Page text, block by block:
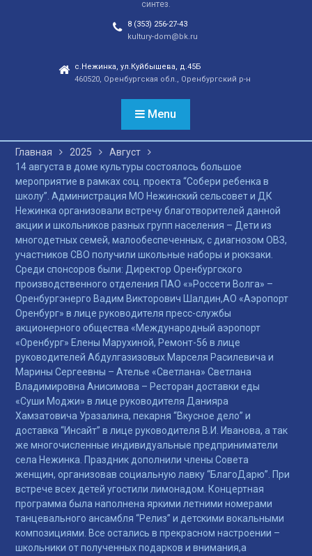
отношений, а также
сохранения
этнокультурного
народной культуры
незаметно вышли на
и это доказано большой
творческих коллективов
села и большой
красочной школьной
ярмаркой. В финале
праздника, была
разыграна
беспроигрышная
лотерея и все кто принял
участие, получили
ценные призы от
спонсоров в виде
упаковок
подсолнечного масла и
муки.
Дом культуры
приглашает!
Наша землячка стала
финалисткой
Всероссийского
конкурса «Библиотекарь
года – 2025»
синтез.
8 (353) 256-27-43
kultury-dom@bk.ru
с.Нежинка, ул.Куйбышева, д.45Б
460520, Оренбургская обл., Оренбургский р-н
Menu
Главная 2025
Август
14 августа в доме культуры состоялось большое
мероприятие в рамках соц. проекта “Собери ребенка в
школу”. Администрация МО Нежинский сельсовет и ДК
Нежинка организовали встречу благотворителей данной
акции и школьников разных групп населения – Дети из
многодетных семей, малообеспеченных, с диагнозом ОВЗ,
участников СВО получили школьные наборы и рюкзаки.
Среди спонсоров были: Директор Оренбургского
производственного отделения ПАО «»Россети Волга» –
Оренбургэнерго Вадим Викторович Шалдин,АО «Аэропорт
Оренбург» в лице руководителя пресс-службы
акционерного общества «Международный аэропорт
«Оренбург» Елены Марухиной, Ремонт-56 в лице
руководителей Абдулгазизовых Марселя Расилевича и
Марины Сергеевны – Ателье «Светлана» Светлана
Владимировна Анисимова – Ресторан доставки еды
«Суши Моджи» в лице руководителя Данияра
Хамзатовича Уразалина, пекарня “Вкусное дело” и
доставка “Инсайт” в лице руководителя В.И. Иванова, а так
же многочисленные индивидуальные предприниматели
села Нежинка. Праздник дополнили члены Совета
женщин, организовав социальную лавку “БлагоДарю”. При
встрече всех детей угостили лимонадом. Концертная
программа была наполнена яркими летними номерами
танцевального ансамбля “Релиз” и детскими вокальными
композициями. Все остались в прекрасном настроении –
школьники от полученных подарков и внимания,а